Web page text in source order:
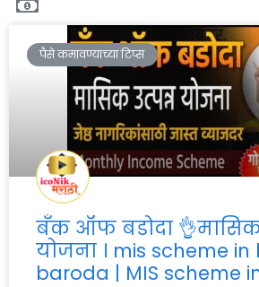
पैसे कमावण्याच्या टिप्स
बँक ऑफ बडोदा
योजना । mis scheme
baroda | MIS scheme